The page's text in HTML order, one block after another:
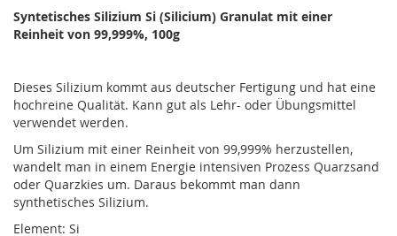
Syntetisches Silizium Si (Silicium) Granulat mit einer
Reinheit von 99,999%, 100g
Dieses Silizium kommt aus deutscher Fertigung und hat eine
hochreine Qualität. Kann gut als Lehr- oder Übungsmittel
verwendet werden.
Um Silizium mit einer Reinheit von 99,999% herzustellen,
wandelt man in einem Energie intensiven Prozess Quarzsand
oder Quarzkies um. Daraus bekommt man dann
synthetisches Silizium.
Element: Si